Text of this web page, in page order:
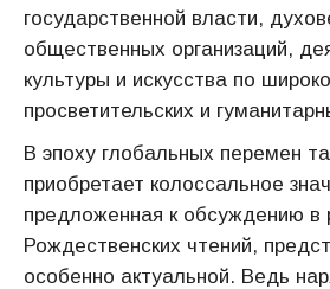
государственной власти,
общественных организаций,
культуры и искусства по
просветительских и
В эпоху глобальных перемен
приобретает колоссальное
предложенная к обсуждению в
Рождественских чтений,
особенно актуальной. Ведь